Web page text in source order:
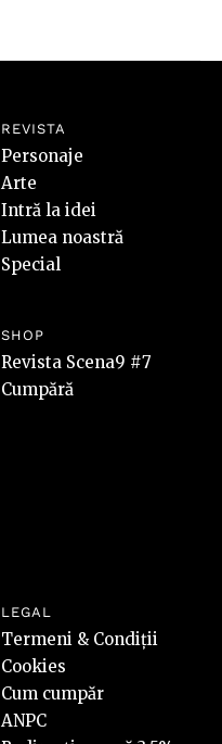
REVISTA
Personaje
Arte
Intră la idei
Lumea noastră
Special
SHOP
Revista Scena9 #7
Cumpără
LEGAL
Termeni & Condiții
Cookies
Cum cumpăr
ANPC